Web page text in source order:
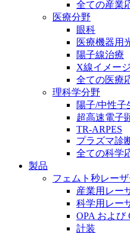
全ての産業
医療分野
眼科
医療機器用
陽子線治療
X線イメー
全ての医療
理科学分野
陽子/中性子
超高速電子
TR-ARPES
プラズマ診
全ての科学
製品
フェムト秒レー
産業用レー
科学用レー
OPA および
計装